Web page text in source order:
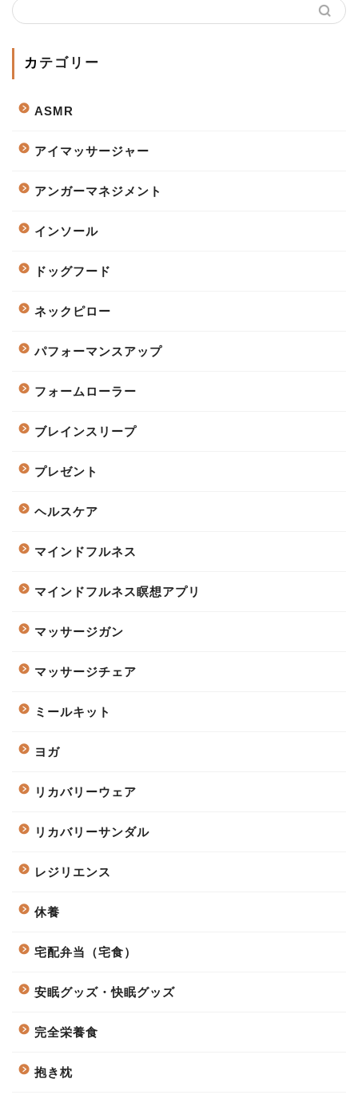
カテゴリー
ASMR
アイマッサージャー
アンガーマネジメント
インソール
ドッグフード
ネックピロー
パフォーマンスアップ
フォームローラー
ブレインスリープ
プレゼント
ヘルスケア
マインドフルネス
マインドフルネス瞑想アプリ
マッサージガン
マッサージチェア
ミールキット
ヨガ
リカバリーウェア
リカバリーサンダル
レジリエンス
休養
宅配弁当（宅食）
安眠グッズ・快眠グッズ
完全栄養食
抱き枕